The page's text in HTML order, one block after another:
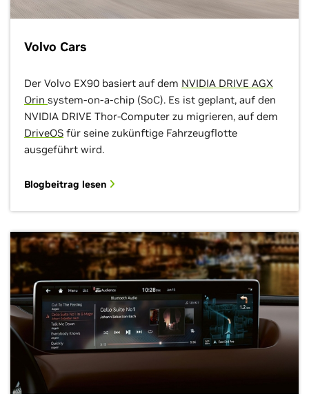
Volvo Cars
Der Volvo EX90 basiert auf dem NVIDIA DRIVE AGX
Orin system-on-a-chip (SoC). Es ist geplant, auf den
NVIDIA DRIVE Thor-Computer zu migrieren, auf dem
DriveOS für seine zukünftige Fahrzeugflotte
ausgeführt wird.
Blogbeitrag lesen